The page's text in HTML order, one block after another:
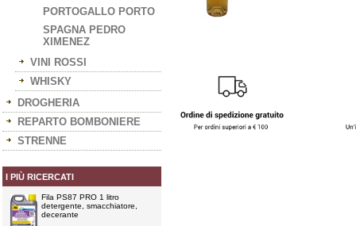
PORTOGALLO PORTO
SPAGNA PEDRO
XIMENEZ
VINI ROSSI
WHISKY
DROGHERIA
REPARTO BOMBONIERE
STRENNE
I PIÙ RICERCATI
Fila PS87 PRO 1 litro
detergente, smacchiatore,
decerante